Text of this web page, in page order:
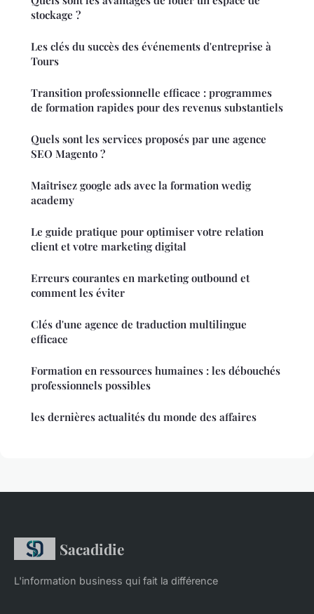
stockage ?
Les clés du succès des événements d'entreprise à
Tours
Transition professionnelle efficace : programmes
de formation rapides pour des revenus substantiels
Quels sont les services proposés par une agence
SEO Magento ?
Maîtrisez google ads avec la formation wedig
academy
Le guide pratique pour optimiser votre relation
client et votre marketing digital
Erreurs courantes en marketing outbound et
comment les éviter
Clés d'une agence de traduction multilingue
efficace
Formation en ressources humaines : les débouchés
professionnels possibles
les dernières actualités du monde des affaires
Sacadidie
L'information business qui fait la différence